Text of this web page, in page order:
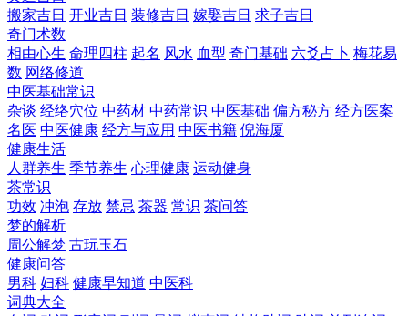
搬家吉日 开业吉日 装修吉日 嫁娶吉日 求子吉日
奇门术数
相由心生 命理四柱 起名 风水 血型 奇门基础 六爻占卜 梅花易
数 网络修道
中医基础常识
杂谈 经络穴位 中药材 中药常识 中医基础 偏方秘方 经方医案
名医 中医健康 经方与应用 中医书籍 倪海厦
健康生活
人群养生 季节养生 心理健康 运动健身
茶常识
功效 冲泡 存放 禁忌 茶器 常识 茶问答
梦的解析
周公解梦 古玩玉石
健康问答
男科 妇科 健康早知道 中医科
词典大全